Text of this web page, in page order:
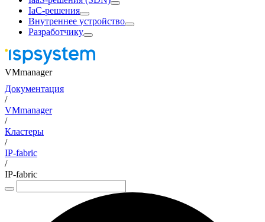
IaC-решения
Внутреннее устройство
Разработчику
VMmanager
Документация
/
VMmanager
/
Кластеры
/
IP-fabric
/
IP-fabric